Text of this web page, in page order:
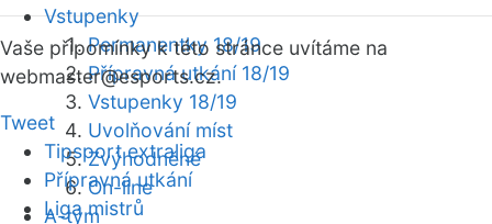
Vstupenky
Permanentky 18/19
Přípravná utkání 18/19
Vstupenky 18/19
Uvolňování míst
Zvýhodněné
On-line
A-tým
Vaše připomínky k této stránce uvítáme na
webmaster@esports.cz.
Tweet
Tipsport extraliga
Přípravná utkání
Liga mistrů